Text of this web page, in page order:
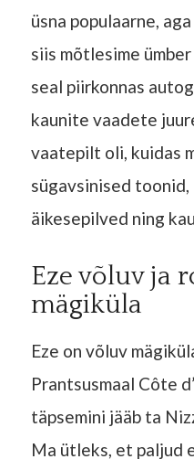
üsna populaarne,
siis mõtlesime
seal piirkonnas
kaunite vaadete
vaatepilt oli, kuidas
sügavsinised
äikesepilved ning
Eze võluv ja
mägiküla
Eze on võluv
Prantsusmaal Côte
täpsemini jääb ta
Ma ütleks, et paljud